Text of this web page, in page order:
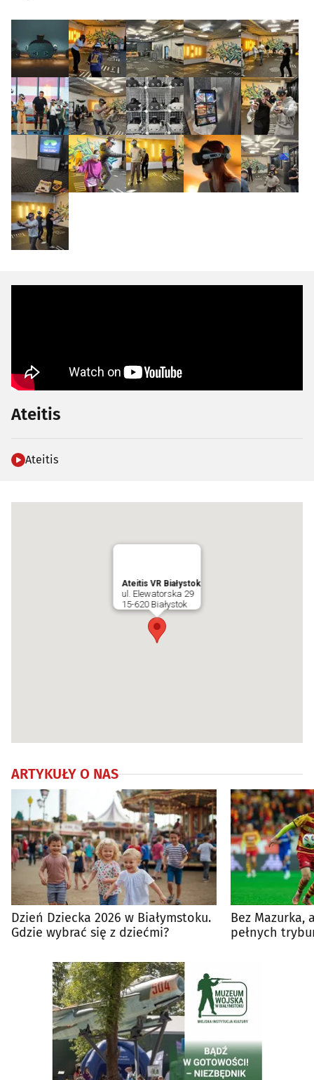
Ateitis
Ateitis
Ateitis VR Białystok
ul. Elewatorska 29
15-620 Białystok
ARTYKUŁY O NAS
Dzień Dziecka 2026 w Białymstoku.
Gdzie wybrać się z dziećmi?
Bez Mazurka,
pełnych